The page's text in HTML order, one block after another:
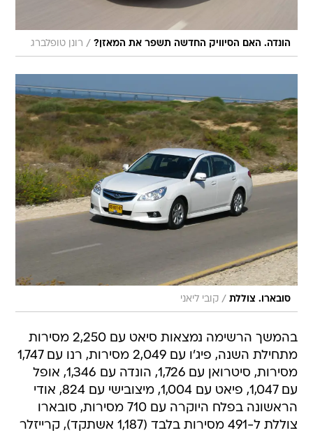
הונדה. האם הסיוויק החדשה תשפר את המאזן? / רונן טופלברג
סובארו. צוללת / קובי ליאני
בהמשך הרשימה נמצאות סיאט עם 2,250 מסירות
מתחילת השנה, פיג'ו עם 2,049 מסירות, רנו עם 1,747
מסירות, סיטרואן עם 1,726, הונדה עם 1,346, אופל
עם 1,047, פיאט עם 1,004, מיצובישי עם 824, אודי
הראשונה בפלח היוקרה עם 710 מסירות, סובארו
צוללת ל-491 מסירות בלבד (1,187 אשתקד), קרייזלר